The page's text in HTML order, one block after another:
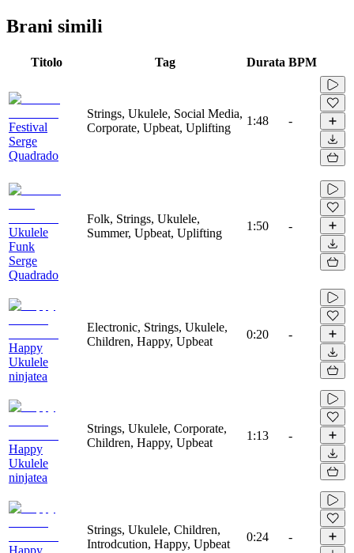
Brani simili
Titolo Tag Durata BPM
Festival
Serge
Quadrado
Strings, Ukulele, Social Media,
Corporate, Upbeat, Uplifting
1:48 -
Ukulele
Funk
Serge
Quadrado
Folk, Strings, Ukulele,
Summer, Upbeat, Uplifting
1:50 -
Happy
Ukulele
ninjatea
Electronic, Strings, Ukulele,
Children, Happy, Upbeat
0:20 -
Happy
Ukulele
ninjatea
Strings, Ukulele, Corporate,
Children, Happy, Upbeat
1:13 -
Happy
Strings, Ukulele, Children,
Introdcution, Happy, Upbeat
0:24 -